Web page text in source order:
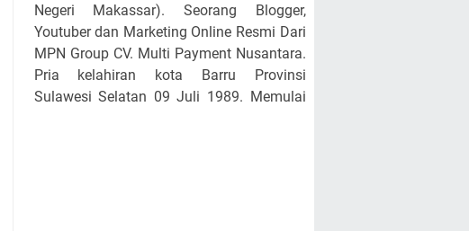
Negeri Makassar). Seorang Blogger,
Youtuber dan Marketing Online Resmi Dari
MPN Group CV. Multi Payment Nusantara.
Pria kelahiran kota Barru Provinsi
Sulawesi Selatan 09 Juli 1989. Memulai